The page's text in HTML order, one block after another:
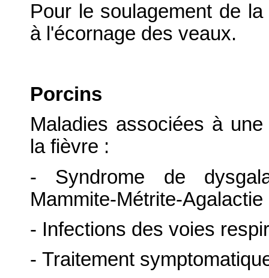
Pour le soulagement de
à l'écornage des veaux.
Porcins
Maladies associées à
la fièvre :
- Syndrome de
Mammite-Métrite-Agalactie
- Infections des voies
- Traitement